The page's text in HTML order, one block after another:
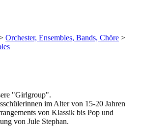
Orchester, Ensembles, Bands, Chöre >
"Girlgroup".
im Alter von 15-20 Jahren
von Klassik bis Pop und
von Jule Stephan.